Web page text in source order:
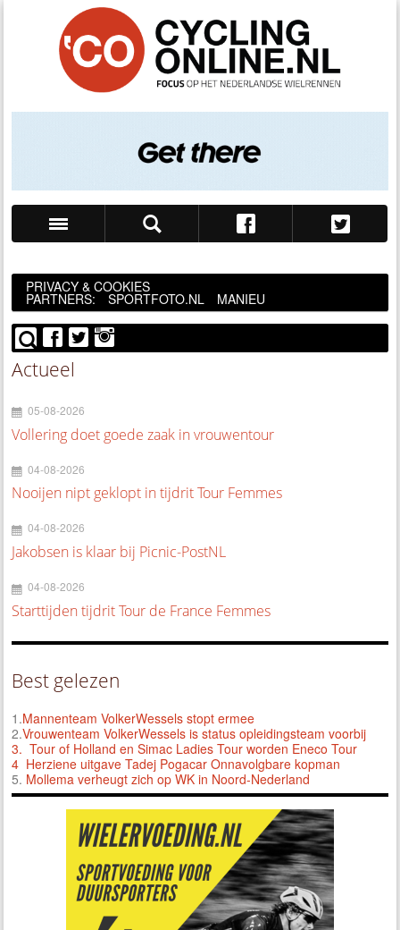
PRIVACY & COOKIES
PARTNERS: SPORTFOTO.NL MANIEU
Actueel
05-08-2026
Vollering doet goede zaak in vrouwentour
04-08-2026
Nooijen nipt geklopt in tijdrit Tour Femmes
04-08-2026
Jakobsen is klaar bij Picnic-PostNL
04-08-2026
Starttijden tijdrit Tour de France Femmes
Best gelezen
1.Mannenteam VolkerWessels stopt ermee
2.Vrouwenteam VolkerWessels is status opleidingsteam voorbij
3. Tour of Holland en Simac Ladies Tour worden Eneco Tour
4 Herziene uitgave Tadej Pogacar Onnavolgbare kopman
5. Mollema verheugt zich op WK in Noord-Nederland